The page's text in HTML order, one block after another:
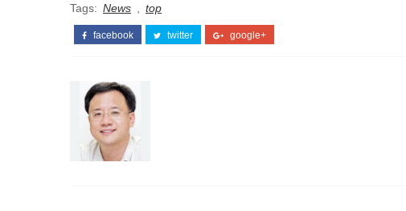
Tags: News top
facebook twitter google+